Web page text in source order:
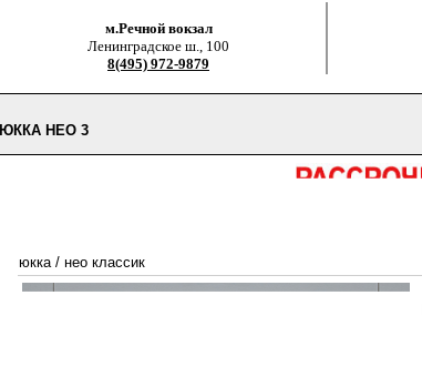
м.Речной вокзал
Ленинградское ш., 100
8(495) 972-9879
ЮККА НЕО 3
юкка/ нео классик